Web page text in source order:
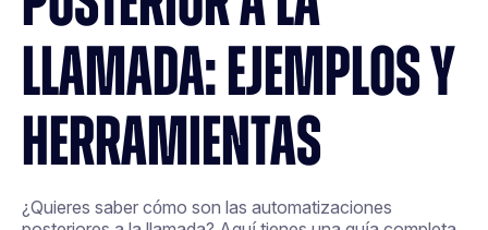
LLAMADA: EJEMPLOS Y
HERRAMIENTAS
¿Quieres saber cómo son las automatizaciones